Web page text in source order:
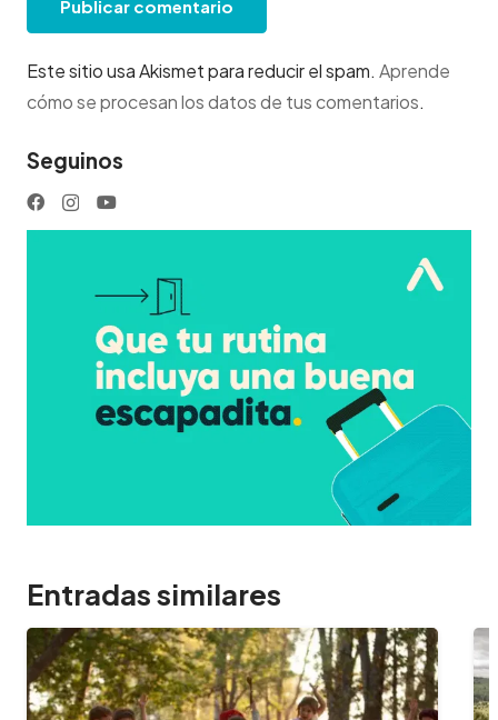
Publicar comentario
Este sitio usa Akismet para reducir el spam. Aprende
cómo se procesan los datos de tus comentarios.
Seguinos
Entradas similares